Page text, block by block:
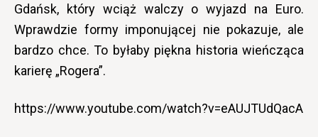
Gdańsk, który wciąż walczy o wyjazd na Euro.
Wprawdzie formy imponującej nie pokazuje, ale
bardzo chce. To byłaby piękna historia wieńcząca
karierę „Rogera”.
https://www.youtube.com/watch?v=eAUJTUdQacA